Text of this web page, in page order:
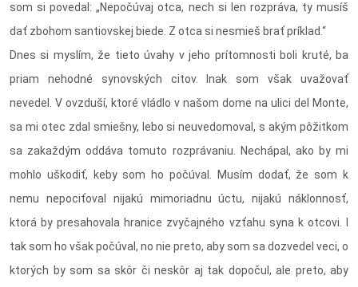
som si povedal: „Nepočúvaj otca, nech si len rozpráva, ty musíš
dať zbohom santiovskej biede. Z otca si nesmieš brať príklad.“
Dnes si myslím, že tieto úvahy v jeho prítomnosti boli kruté, ba
priam nehodné synovských citov. Inak som však uvažovať
nevedel. V ovzduší, ktoré vládlo v našom dome na ulici del Monte,
sa mi otec zdal smiešny, lebo si neuvedomoval, s akým pôžitkom
sa zakaždým oddáva tomuto rozprávaniu. Nechápal, ako by mi
mohlo uškodiť, keby som ho počúval. Musím dodať, že som k
nemu nepociťoval nijakú mimoriadnu úctu, nijakú náklonnosť,
ktorá by presahovala hranice zvyčajného vzťahu syna k otcovi. I
tak som ho však počúval, no nie preto, aby som sa dozvedel veci, o
ktorých by som sa skôr či neskôr aj tak dopočul, ale preto, aby